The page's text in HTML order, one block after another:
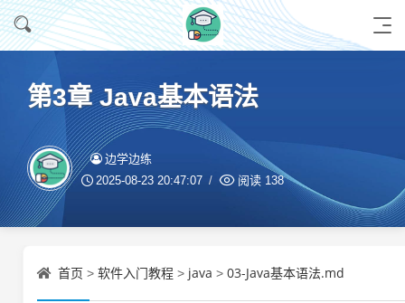
第3章 Java基本语法
边学边练
2025-08-23 20:47:07 阅读 138
首页 > 软件入门教程 > java > 03-Java基本语法.md